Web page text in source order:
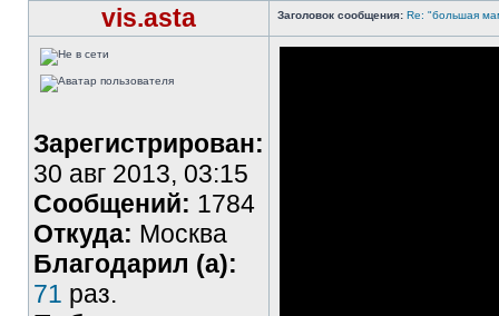
vis.asta
Заголовок сообщения: Re: "большая
Зарегистрирован:
30 авг 2013, 03:15
Сообщений: 1784
Откуда: Москва
Благодарил (а):
71 раз.